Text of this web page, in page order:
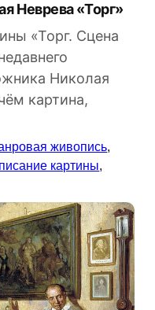
Неврева «Торг»
«Торг. Сцена
Николая
картина,
живопись,
картины,